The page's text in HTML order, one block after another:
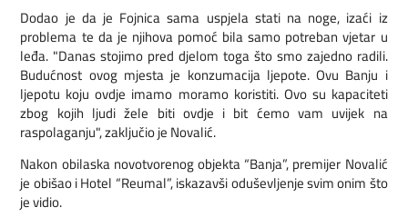
Dodao je da je Fojnica sama uspjela stati na noge, izaći iz
problema te da je njihova pomoć bila samo potreban vjetar u
leđa. "Danas stojimo pred djelom toga što smo zajedno radili.
Budućnost ovog mjesta je konzumacija ljepote. Ovu Banju i
ljepotu koju ovdje imamo moramo koristiti. Ovo su kapaciteti
zbog kojih ljudi žele biti ovdje i bit ćemo vam uvijek na
raspolaganju", zaključio je Novalić.
Nakon obilaska novotvorenog objekta “Banja”, premijer Novalić
je obišao i Hotel “Reumal”, iskazavši oduševljenje svim onim što
je vidio.